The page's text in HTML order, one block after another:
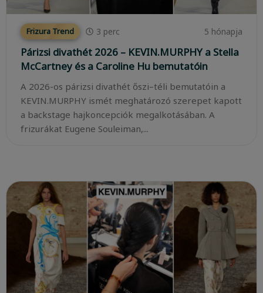
Frizura Trend 3 perc 5 hónapja
Párizsi divathét 2026 – KEVIN.MURPHY a Stella
McCartney és a Caroline Hu bemutatóin
A 2026-os párizsi divathét őszi–téli bemutatóin a
KEVIN.MURPHY ismét meghatározó szerepet kapott
a backstage hajkoncepciók megalkotásában. A
frizurákat Eugene Souleiman,...